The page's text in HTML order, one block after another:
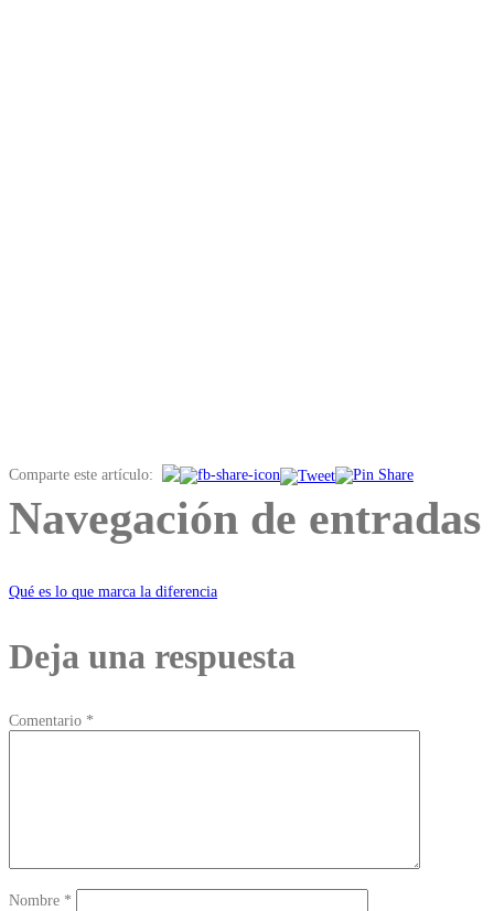
Comparte este artículo:
Navegación de entradas
Qué es lo que marca la diferencia
Deja una respuesta
Comentario *
Nombre *